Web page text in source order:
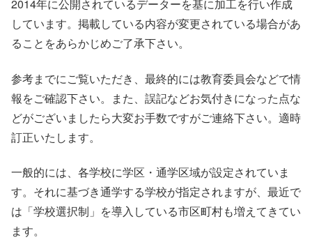
2014年に公開されているデーターを基に加工を行い作成
しています。掲載している内容が変更されている場合があ
ることをあらかじめご了承下さい。
参考までにご覧いただき、最終的には教育委員会などで情
報をご確認下さい。また、誤記などお気付きになった点な
どがございましたら大変お手数ですがご連絡下さい。適時
訂正いたします。
一般的には、各学校に学区・通学区域が設定されていま
す。それに基づき通学する学校が指定されますが、最近で
は「学校選択制」を導入している市区町村も増えてきてい
ます。